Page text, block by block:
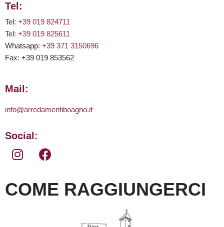
Tel:
Tel: +39 019 824711
Tel: +39 019 825611
Whatsapp: +39 371 3150696
Fax: +39 019 853562
Mail:
info@arredamentiboagno.it
Social:
COME RAGGIUNGERCI